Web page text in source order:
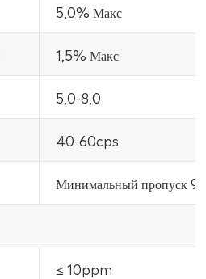
5,0% Макс
1,5% Макс
5,0-8,0
40-60cps
Минимальный пропуск
≤ 10ppm